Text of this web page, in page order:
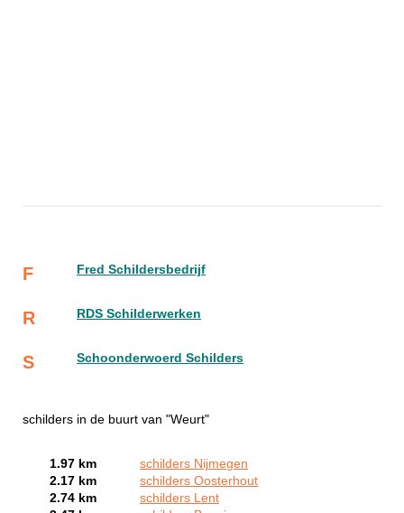
F Fred Schildersbedrijf
R RDS Schilderwerken
S Schoonderwoerd Schilders
schilders in de buurt van "Weurt"
1.97 km
schilders Nijmegen
2.17 km
schilders Oosterhout
2.74 km
schilders Lent